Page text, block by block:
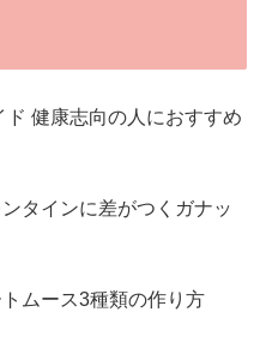
ド 健康志向の人におすすめ
タインに差がつくガナッ
ムース3種類の作り方